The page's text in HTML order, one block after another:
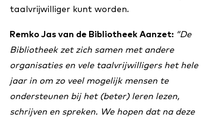
taalvrijwilliger kunt worden.
Remko Jas van de Bibliotheek Aanzet: “De
Bibliotheek zet zich samen met andere
organisaties en vele taalvrijwilligers het hele
jaar in om zo veel mogelijk mensen te
ondersteunen bij het (beter) leren lezen,
schrijven en spreken. We hopen dat na deze